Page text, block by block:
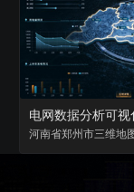
电网数据分析可视
河南省郑州市三维地